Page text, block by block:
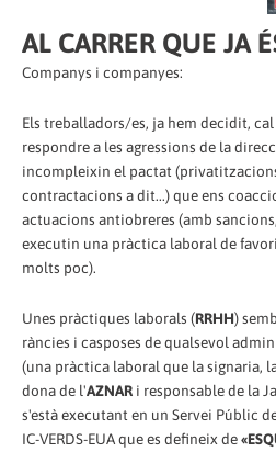
AL CARRER QUE JA
Companys i companyes:
Els treballadors/es, ja hem decidit,
respondre a les agressions de la
incompleixin el pactat
contractacions a dit...) que ens
actuacions antiobreres (amb
executin una pràctica laboral de
molts poc).
Unes pràctiques laborals (RRHH)
ràncies i casposes de qualsevol
(una pràctica laboral que la signaria,
dona de l'AZNAR i responsable de la
s'està executant en un Servei Públic
IC-VERDS-EUA que es defineix de